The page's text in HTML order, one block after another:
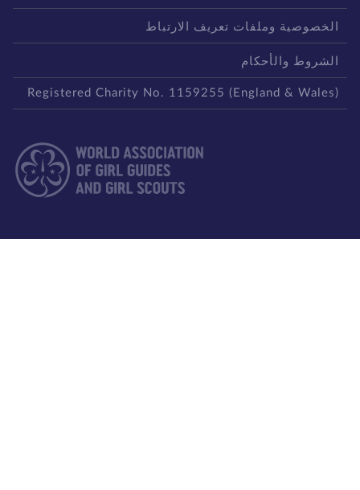
وملفات تعريف الارتباط
والأحكام
Registered Charity No. 1159255 (England &